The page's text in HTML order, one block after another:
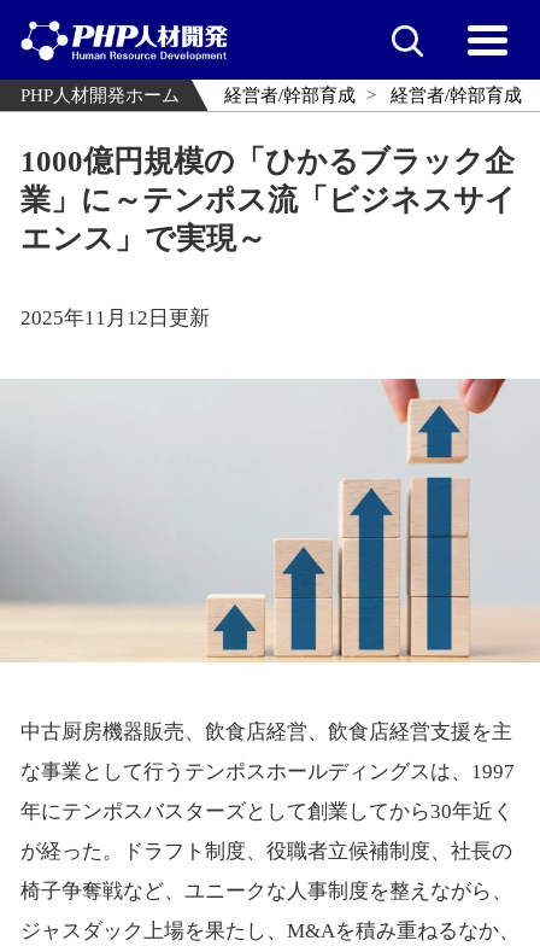
PHP人材開発ホーム 経営者/幹部育成 経営者/幹部育成
1000億円規模の「ひかるブラック企
業」に～テンポス流「ビジネスサイ
エンス」で実現～
2025年11月12日更新
中古厨房機器販売、飲食店経営、飲食店経営支援を主
な事業として行うテンポスホールディングスは、1997
年にテンポスバスターズとして創業してから30年近く
が経った。ドラフト制度、役職者立候補制度、社長の
椅子争奪戦など、ユニークな人事制度を整えながら、
ジャスダック上場を果たし、M&Aを積み重ねるなか、